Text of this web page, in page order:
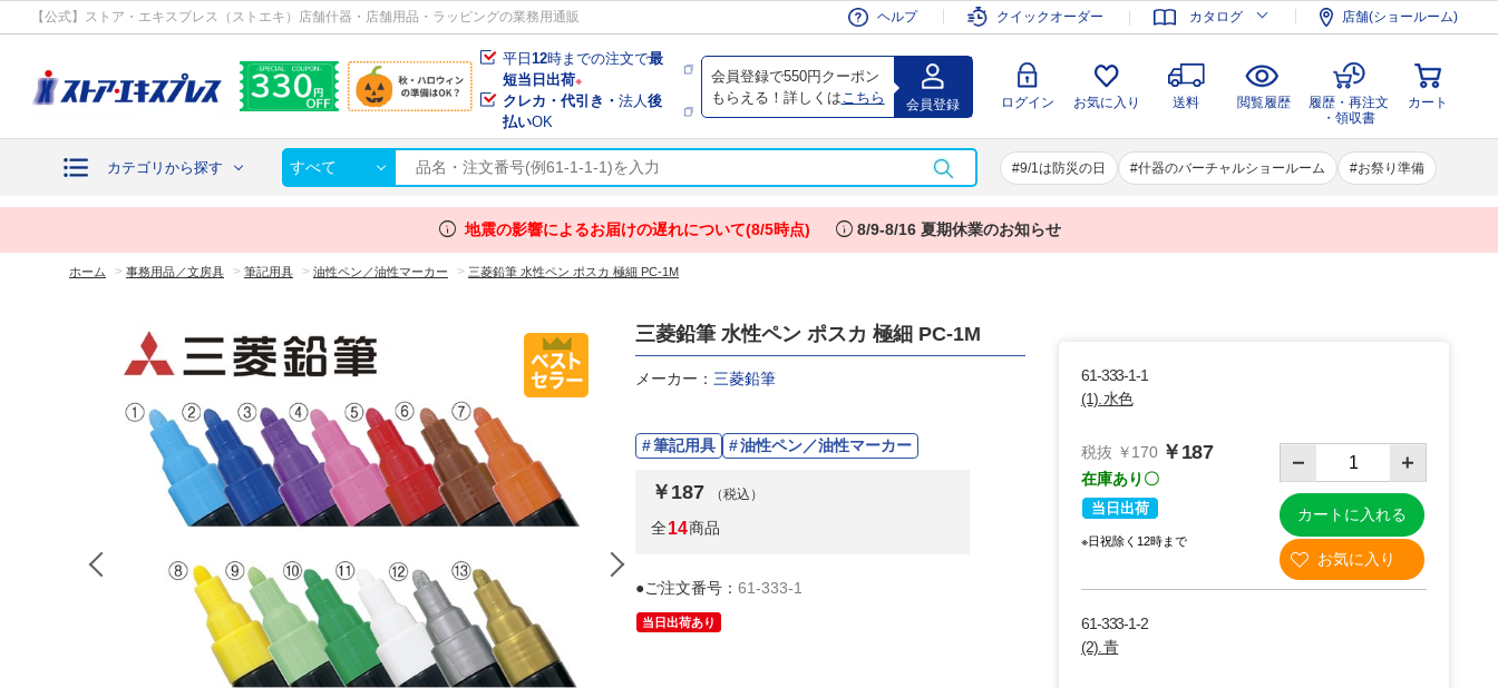
【公式】ストア・エキスプレス（ストエキ）店舗什器・店舗用品・ラッピングの業務用通販 ヘルプ クイックオーダー カタログ 店舗(ショールーム)
平日12時までの注文で最
短当日出荷※
クレカ・代引き・法人後
払いOK
会員登録で550円クーポン
もらえる！詳しくは こちら 会員登録 ログイン お気に入り 送料 閲覧履歴
履歴・再注文
・領収書
カート
カテゴリから探す すべて 9/1は防災の日 什器のバーチャルショールーム お祭り準備
会員登録 ログイン お気に入り 送料 閲覧履歴
履歴・再注文
・領収書
カート
info 地震の影響によるお届けの遅れについて(8/5時点) info 8/9-8/16 夏期休業のお知らせ
ホーム > 事務用品／文房具 > 筆記用具 > 油性ペン／油性マーカー > 三菱鉛筆 水性ペン ポスカ 極細 PC-1M
三菱鉛筆 水性ペン ポスカ 極細 PC-1M
メーカー： 三菱鉛筆
筆記用具 油性ペン／油性マーカー
￥187 （税込）
全14商品
●ご注文番号： 61-333-1
当日出荷あり
61-333-1-1
(1). 水色
税抜 ￥170 ￥187
在庫あり〇
当日出荷
※日祝除く12時まで
カートに入れる
61-333-1-2
(2). 青